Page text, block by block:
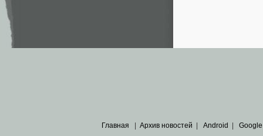
Главная Архив новостей Android Google